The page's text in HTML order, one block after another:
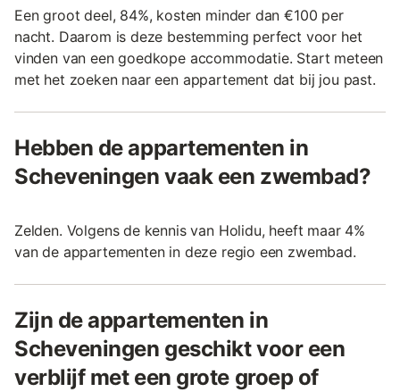
Een groot deel, 84%, kosten minder dan €100 per
nacht. Daarom is deze bestemming perfect voor het
vinden van een goedkope accommodatie. Start meteen
met het zoeken naar een appartement dat bij jou past.
Hebben de appartementen in
Scheveningen vaak een zwembad?
Zelden. Volgens de kennis van Holidu, heeft maar 4%
van de appartementen in deze regio een zwembad.
Zijn de appartementen in
Scheveningen geschikt voor een
verblijf met een grote groep of